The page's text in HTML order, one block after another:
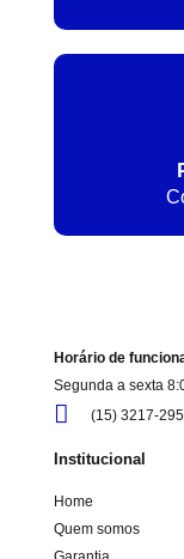
Horário de
Segunda a sexta
(15) 3217-
Institucional
Home
Quem somos